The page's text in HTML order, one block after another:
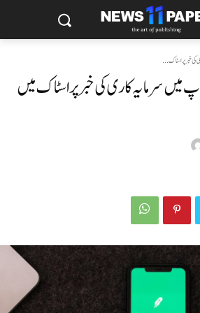
کی خبر پر اسٹاک...
میں سرمایہ کاری کی خبر پر اسٹاک میں